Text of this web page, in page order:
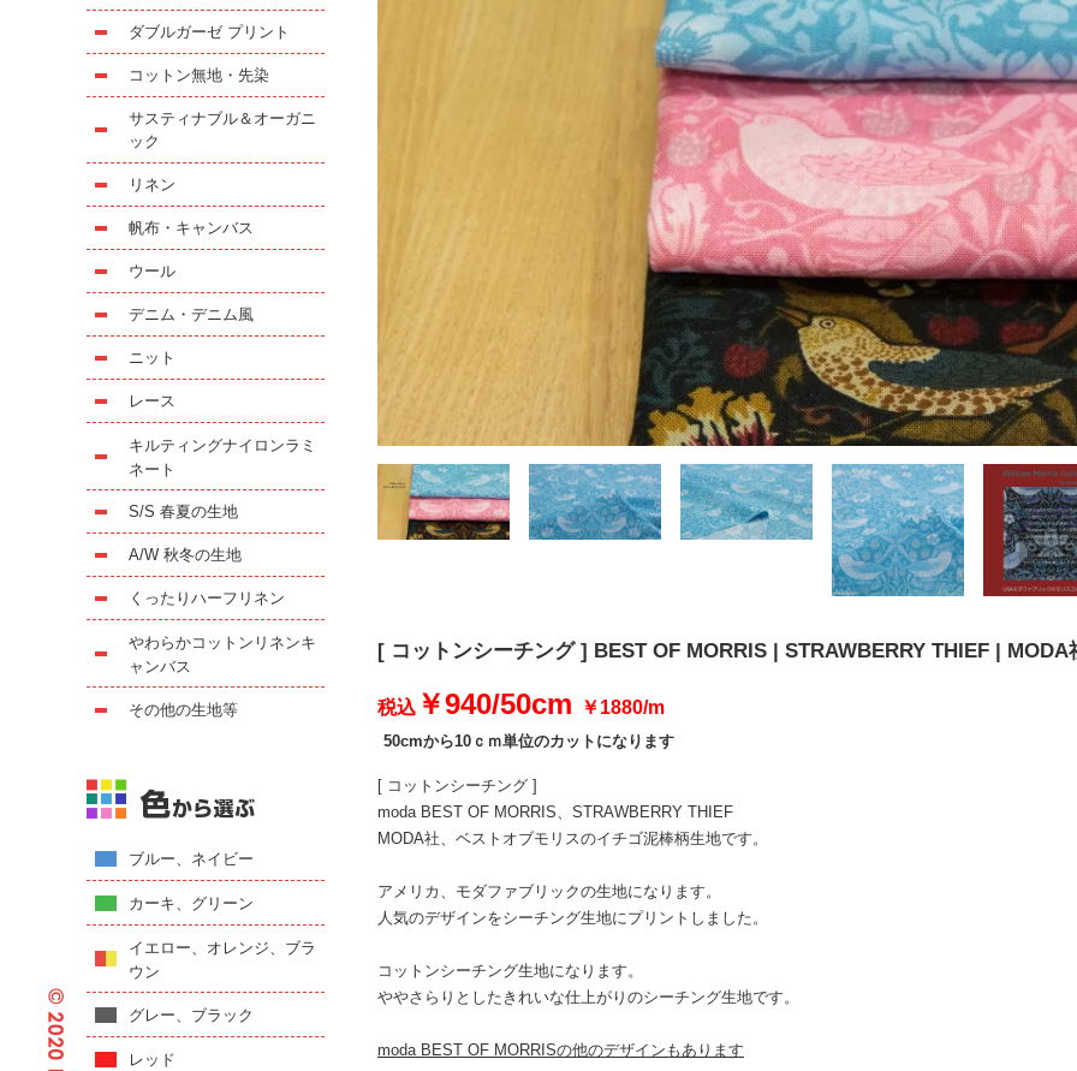
[ コットンシーチング ] BEST OF MORRIS | STRAWBERRY THIEF |
税込 ￥940/50cm ￥1880/m
50cmから10ｃｍ単位のカットになります
[ コットンシーチング ]
moda BEST OF MORRIS、STRAWBERRY THIEF
MODA社、ベストオブモリスのイチゴ泥棒柄生地です。
アメリカ、モダファブリックの生地になります。
人気のデザインをシーチング生地にプリントしました。
コットンシーチング生地になります。
ややさらりとしたきれいな仕上がりのシーチング生地です。
moda BEST OF MORRISの他のデザインもあります
ダブルガーゼ プリント
コットン無地・先染
サスティナブル＆オーガニ
ック
リネン
帆布・キャンバス
ウール
デニム・デニム風
ニット
レース
キルティングナイロンラミ
ネート
S/S 春夏の生地
A/W 秋冬の生地
くったりハーフリネン
やわらかコットンリネンキ
ャンバス
その他の生地等
ブルー、ネイビー
カーキ、グリーン
イエロー、オレンジ、ブラ
ウン
グレー、ブラック
レッド